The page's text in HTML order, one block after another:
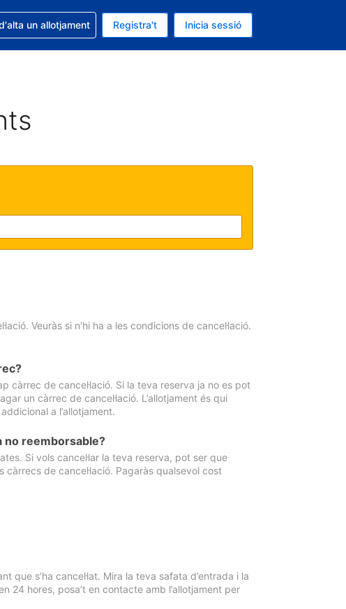
és Dòlar dels Estats Units
actual és Català
amb la reserva
un allotjament Registra't Inicia sessió
Veuràs si n'hi ha a les condicions de cancel·lació.
càrrec de cancel·lació. Si la teva reserva ja no es pot
un càrrec de cancel·lació. L’allotjament és qui
a l’allotjament.
no reemborsable?
Si vols cancel·lar la teva reserva, pot ser que
de cancel·lació. Pagaràs qualsevol cost
que s’ha cancel·lat. Mira la teva safata d’entrada i la
24 hores, posa’t en contacte amb l’allotjament per